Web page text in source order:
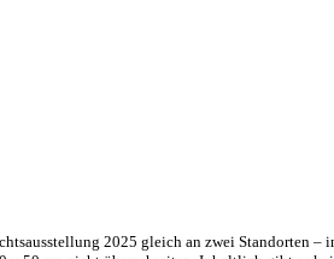
2025 gleich an zwei Standorten